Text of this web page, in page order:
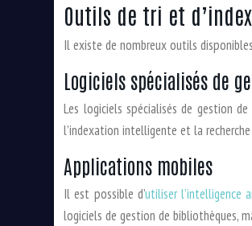
Outils de tri et
Il existe de nombreux outils
Logiciels spécialisés de
Les logiciels spécialisés de gestion
l’indexation intelligente et la
Applications mobiles
Il est possible d’utiliser l’intelligence
logiciels de gestion de bibliothèques,